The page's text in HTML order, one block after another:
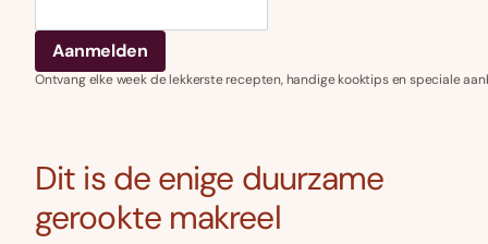
Ontvang elke week de lekkerste recepten, handige kooktips en speciale
Dit is de enige duurzame
gerookte makreel